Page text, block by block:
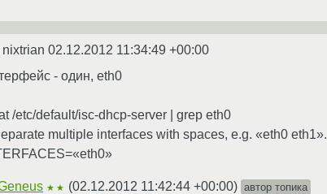
nixtrian 02.12.2012 11:34:49 +00:00
- один, eth0
/etc/default/isc-dhcp-server | grep eth0
multiple interfaces with spaces, e.g. «eth0 eth1».
★★ (02.12.2012 11:42:44 +00:00) автор топика